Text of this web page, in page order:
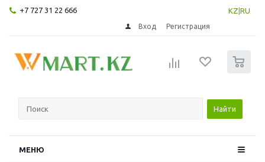
+7 727 31 22 666 KZ RU
Вход Регистрация
Найти
МЕНЮ